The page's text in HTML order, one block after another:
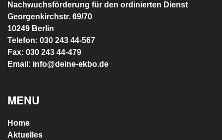
Nachwuchsförderung für den ordinierten Dienst
Georgenkirchstr. 69/70
10249 Berlin
Telefon: 030 243 44-567
Fax: 030 243 44-479
Email: info@deine-ekbo.de
MENU
Home
Aktuelles